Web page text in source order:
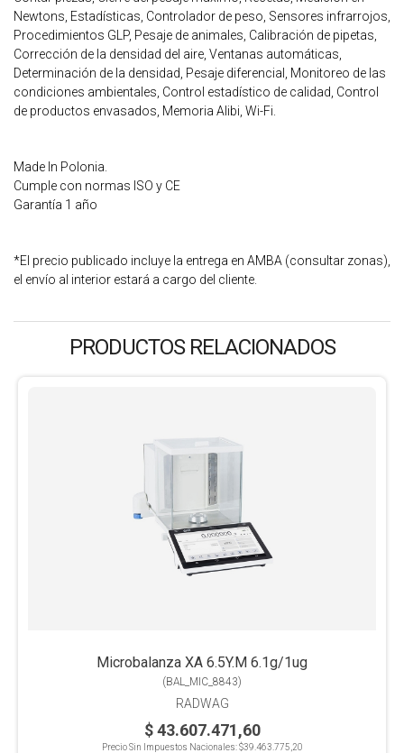
Newtons, Estadísticas, Controlador de peso, Sensores infrarrojos,
Procedimientos GLP, Pesaje de animales, Calibración de pipetas,
Corrección de la densidad del aire, Ventanas automáticas,
Determinación de la densidad, Pesaje diferencial, Monitoreo de las
condiciones ambientales, Control estadístico de calidad, Control
de productos envasados, Memoria Alibi, Wi-Fi.
Made In Polonia.
Cumple con normas ISO y CE
Garantía 1 año
*El precio publicado incluye la entrega en AMBA (consultar zonas),
el envío al interior estará a cargo del cliente.
PRODUCTOS RELACIONADOS
Microbalanza XA 6.5Y.M 6.1g/1ug
(BAL_MIC_8843)
RADWAG
$ 43.607.471,60
Precio Sin Impuestos Nacionales:$39.463.775,20